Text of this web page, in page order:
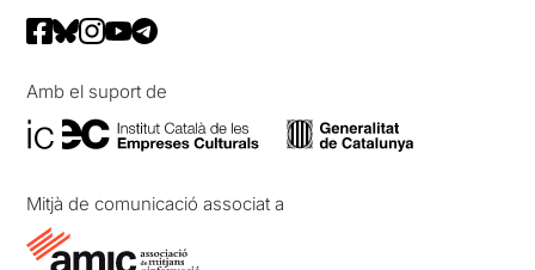
Amb el suport de
Mitjà de comunicació associat a